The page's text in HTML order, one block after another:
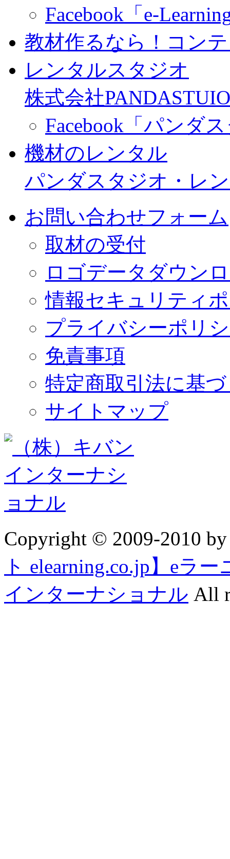
Facebook「e-
教材作るなら！コン
レンタルスタジオ
株式会社
Facebook「パンダ
機材のレンタル
パンダスタジオ・レ
お問い合わせフォーム
取材の受付
ロゴデータダウン
情報セキュリティ
プライバシーポリ
免責事項
特定商取引法に基
サイトマップ
Copyright © 2009-2010
ト elearning.co.jp】eラ
インターナショナル All